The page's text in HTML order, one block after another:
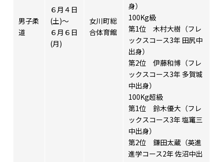
男子柔
道
６月４日
(土)～
６月６日
(月)
女川町総
合体育館
身）
100Kg級
第1位 木村大樹（フレ
ックスコース3年 田尻中
出身）
第2位 伊藤和博（フレ
ックスコース3年 多賀城
中出身）
100Kg超級
第1位 鈴木優大（フレ
ックスコース3年 塩竃三
中出身）
第2位 鎌田太蔵（英進
進学コース2年 佐沼中出